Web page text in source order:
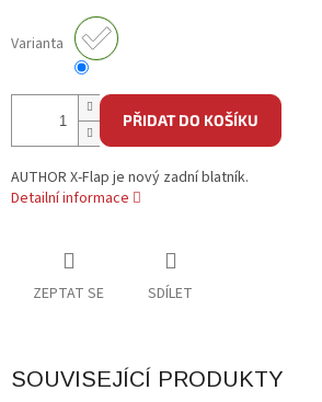
Varianta
PŘIDAT DO KOŠÍKU
AUTHOR X-Flap je nový zadní blatník.
Detailní informace
ZEPTAT SE SDÍLET
SOUVISEJÍCÍ PRODUKTY